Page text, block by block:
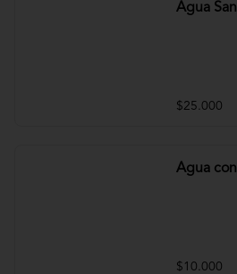
Agua
$25.000
Agua
$10.000